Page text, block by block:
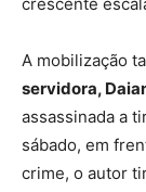
A mobilização
servidora,
assassinada a
sábado, em
crime, o autor